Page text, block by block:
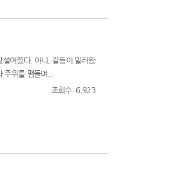
여졌다. 아니, 갈등이 밀려왔
위를 맴돌며...
조회수: 6,923